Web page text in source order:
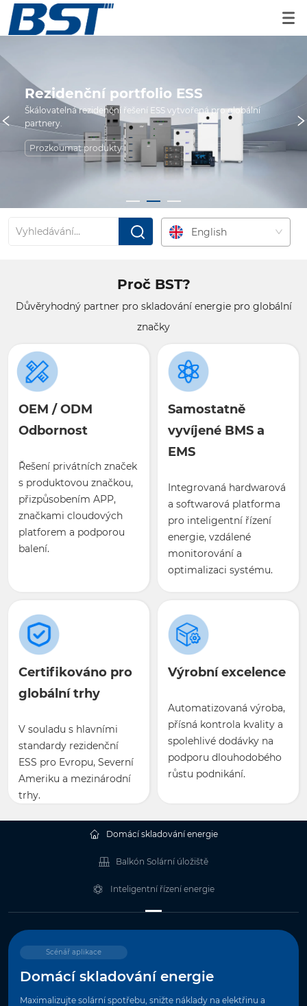
Rezidenční portfolio ESS
Škálovatelná rezidenční řešení ESS vytvořená pro globální
partnery.
Prozkoumat produkty
English
Proč BST?
Důvěryhodný partner pro skladování energie pro globální
značky
OEM / ODM
Odbornost
Řešení privátních značek
s produktovou značkou,
přizpůsobením APP,
značkami cloudových
platforem a podporou
balení.
Samostatně
vyvíjené BMS a
EMS
Integrovaná hardwarová
a softwarová platforma
pro inteligentní řízení
energie, vzdálené
monitorování a
optimalizaci systému.
Certifikováno pro
globální trhy
V souladu s hlavními
standardy rezidenční
ESS pro Evropu, Severní
Ameriku a mezinárodní
trhy.
Výrobní excelence
Automatizovaná výroba,
přísná kontrola kvality a
spolehlivé dodávky na
podporu dlouhodobého
růstu podnikání.
Domácí skladování energie
Balkón Solární úložiště
Inteligentní řízení energie
Scénář aplikace
Domácí skladování energie
Maximalizujte solární spotřebu, snižte náklady na elektřinu a